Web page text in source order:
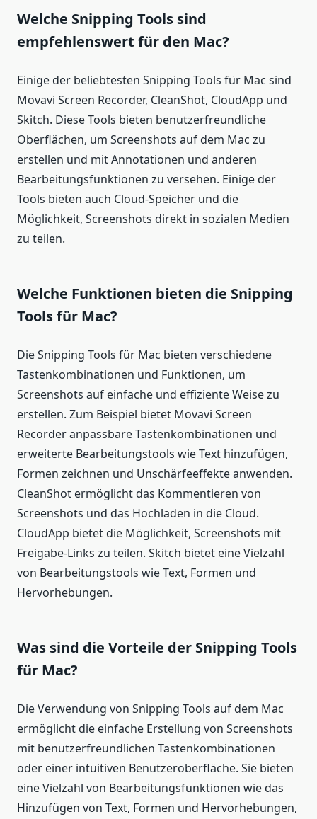
Welche Snipping Tools sind
empfehlenswert für den Mac?
Einige der beliebtesten Snipping Tools für Mac sind
Movavi Screen Recorder, CleanShot, CloudApp und
Skitch. Diese Tools bieten benutzerfreundliche
Oberflächen, um Screenshots auf dem Mac zu
erstellen und mit Annotationen und anderen
Bearbeitungsfunktionen zu versehen. Einige der
Tools bieten auch Cloud-Speicher und die
Möglichkeit, Screenshots direkt in sozialen Medien
zu teilen.
Welche Funktionen bieten die Snipping
Tools für Mac?
Die Snipping Tools für Mac bieten verschiedene
Tastenkombinationen und Funktionen, um
Screenshots auf einfache und effiziente Weise zu
erstellen. Zum Beispiel bietet Movavi Screen
Recorder anpassbare Tastenkombinationen und
erweiterte Bearbeitungstools wie Text hinzufügen,
Formen zeichnen und Unschärfeeffekte anwenden.
CleanShot ermöglicht das Kommentieren von
Screenshots und das Hochladen in die Cloud.
CloudApp bietet die Möglichkeit, Screenshots mit
Freigabe-Links zu teilen. Skitch bietet eine Vielzahl
von Bearbeitungstools wie Text, Formen und
Hervorhebungen.
Was sind die Vorteile der Snipping Tools
für Mac?
Die Verwendung von Snipping Tools auf dem Mac
ermöglicht die einfache Erstellung von Screenshots
mit benutzerfreundlichen Tastenkombinationen
oder einer intuitiven Benutzeroberfläche. Sie bieten
eine Vielzahl von Bearbeitungsfunktionen wie das
Hinzufügen von Text, Formen und Hervorhebungen,